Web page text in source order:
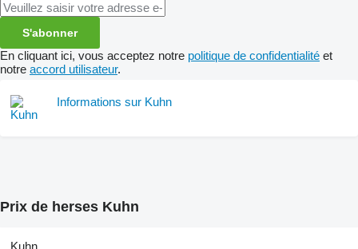
S'abonner
En cliquant ici, vous acceptez notre politique de confidentialité et
notre accord utilisateur.
Informations sur Kuhn
Prix de herses Kuhn